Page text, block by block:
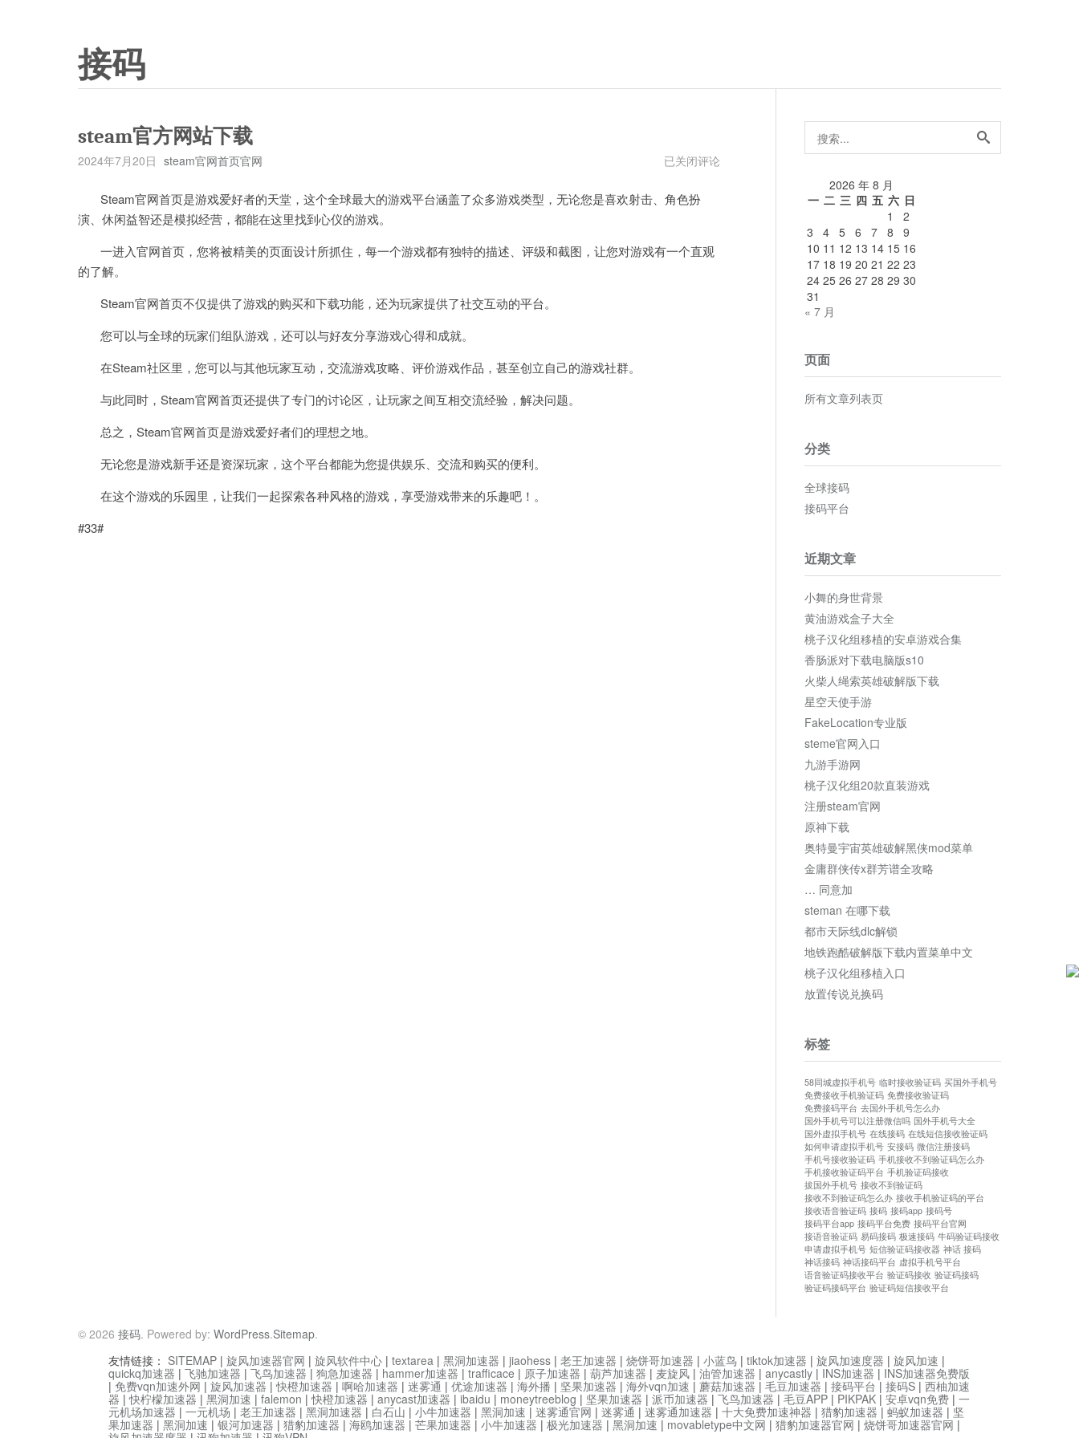
接码
steam官方网站下载
2024年7月20日 steam官网首页官网
steam
网
已关闭评论
Steam官网首页是游戏爱好者的天堂，这个全球最大的游戏平台涵盖了众多游戏类型，无论您是喜欢射击、角色扮
演、休闲益智还是模拟经营，都能在这里找到心仪的游戏。
一进入官网首页，您将被精美的页面设计所抓住，每一个游戏都有独特的描述、评级和截图，让您对游戏有一个直观
的了解。
Steam官网首页不仅提供了游戏的购买和下载功能，还为玩家提供了社交互动的平台。
您可以与全球的玩家们组队游戏，还可以与好友分享游戏心得和成就。
在Steam社区里，您可以与其他玩家互动，交流游戏攻略、评价游戏作品，甚至创立自己的游戏社群。
与此同时，Steam官网首页还提供了专门的讨论区，让玩家之间互相交流经验，解决问题。
总之，Steam官网首页是游戏爱好者们的理想之地。
无论您是游戏新手还是资深玩家，这个平台都能为您提供娱乐、交流和购买的便利。
在这个游戏的乐园里，让我们一起探索各种风格的游戏，享受游戏带来的乐趣吧！。
#33#
搜
索...
2026 年 8 月
一 二 三 四 五 六 日
1
2
3
4 5 6 7 8
9
10 11 12 13 14 15 16
17 18 19 20 21 22 23
24 25 26 27 28 29 30
31
« 7 月
页面
所有文章列表页
分类
全球接码
接码平台
近期文章
小舞的身世背景
黄油游戏盒子大全
桃子汉化组移植的安卓游戏合集
香肠派对下载电脑版s10
火柴人绳索英雄破解版下载
星空天使手游
FakeLocation专业版
steme官网入口
九游手游网
桃子汉化组20款直装游戏
注册steam官网
原神下载
奥特曼宇宙英雄破解黑侠mod菜单
金庸群侠传x群芳谱全攻略
… 同意加
steman 在哪下载
都市天际线dlc解锁
地铁跑酷破解版下载内置菜单中文
桃子汉化组移植入口
放置传说兑换码
标签
58同城虚拟手机号 临时接收验证码 买国外手机号
免费接收手机验证码 免费接收验证码
免费接码平台 去国外手机号怎么办
国外手机号可以注册微信吗 国外手机号大全
国外虚拟手机号 在线接码 在线短信接收验证码
如何申请虚拟手机号 安接码 微信注册接码
手机号接收验证码 手机接收不到验证码怎么办
手机接收验证码平台 手机验证码接收
拔国外手机号 接收不到验证码
接收不到验证码怎么办 接收手机验证码的平台
接收语音验证码 接码 接码app 接码号
接码平台app 接码平台免费 接码平台官网
接语音验证码 易码接码 极速接码 牛码验证码接收
申请虚拟手机号 短信验证码接收器 神话 接码
神话接码 神话接码平台 虚拟手机号平台
语音验证码接收平台 验证码接收 验证码接码
验证码接码平台 验证码短信接收平台
© 2026 接码. Powered by: WordPress.Sitemap.
友情链接： SITEMAP | 旋风加速器官网 | 旋风软件中心 | textarea | 黑洞加速器 | jiaohess | 老王加速器 | 烧饼哥加速器 | 小蓝鸟 | tiktok加速器 | 旋风加速度器 | 旋风加速 |
quickq加速器 | 飞驰加速器 | 飞鸟加速器 | 狗急加速器 | hammer加速器 | trafficace | 原子加速器 | 葫芦加速器 | 麦旋风 | 油管加速器 | anycastly | INS加速器 | INS加速器免费版
| 免费vqn加速外网 | 旋风加速器 |快橙加速器 | 啊哈加速器 | 迷雾通 | 优途加速器 | 海外播 | 坚果加速器 | 海外vqn加速 | 蘑菇加速器 | 毛豆加速器 | 接码平台 | 接码S | 西柚加速
器 |快柠檬加速器 | 黑洞加速 | falemon |快橙加速器 | anycast加速器 | ibaidu | moneytreeblog | 坚果加速器 | 派币加速器 | 飞鸟加速器 | 毛豆APP | PIKPAK | 安卓vqn免费 | 一
元机场加速器 | 一元机场 | 老王加速器 | 黑洞加速器 | 白石山 | 小牛加速器 | 黑洞加速 | 迷雾通官网 | 迷雾通 | 迷雾通加速器 | 十大免费加速神器 | 猎豹加速器 | 蚂蚁加速器 | 坚
果加速器 | 黑洞加速 | 银河加速器 | 猎豹加速器 | 海鸥加速器 | 芒果加速器 | 小牛加速器 | 极光加速器 | 黑洞加速 | movabletype中文网 | 猎豹加速器官网 | 烧饼哥加速器官网 |